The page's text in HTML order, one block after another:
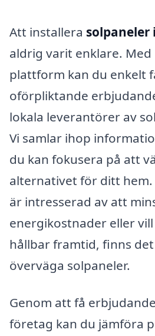
Att installera solpaneler
aldrig varit enklare. Med
plattform kan du enkelt
oförpliktande
lokala leverantörer av
Vi samlar ihop
du kan fokusera på att
alternativet för ditt hem.
är intresserad av att
energikostnader eller
hållbar framtid, finns
överväga solpaneler.
Genom att få
företag kan du jämföra